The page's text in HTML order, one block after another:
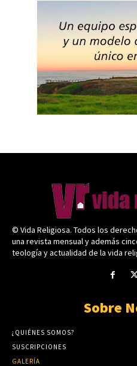
© Vida Religiosa. Todos los
una revista mensual y además
teología y actualidad de la vida
Sobre
¿QUIÉNES SOMOS?
SUSCRIPCIONES
GALERÍA